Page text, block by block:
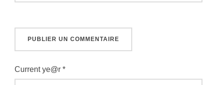
Current ye@r *